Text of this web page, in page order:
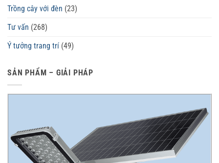
Trồng cây với đèn (23)
Tư vấn (268)
Ý tưởng trang trí (49)
SẢN PHẨM – GIẢI PHÁP